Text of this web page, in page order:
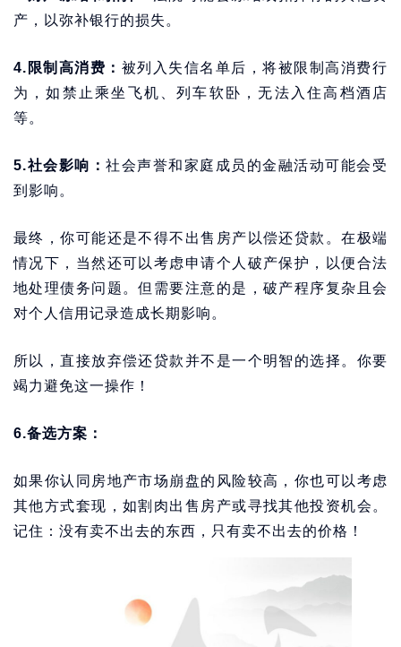
产，以弥补银行的损失。
4.限制高消费： 被列入失信名单后，将被限制高消费行
为，如禁止乘坐飞机、列车软卧，无法入住高档酒店
等。
5.社会影响：社会声誉和家庭成员的金融活动可能会受
到影响。
最终，你可能还是不得不出售房产以偿还贷款。在极端
情况下，当然还可以考虑申请个人破产保护，以便合法
地处理债务问题。但需要注意的是，破产程序复杂且会
对个人信用记录造成长期影响。
所以，直接放弃偿还贷款并不是一个明智的选择。你要
竭力避免这一操作！
6.备选方案：
如果你认同房地产市场崩盘的风险较高，你也可以考虑
其他方式套现，如割肉出售房产或寻找其他投资机会。
记住：没有卖不出去的东西，只有卖不出去的价格！